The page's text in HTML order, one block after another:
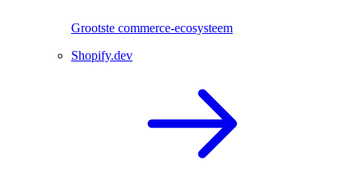
Grootste commerce-ecosysteem
Shopify.dev